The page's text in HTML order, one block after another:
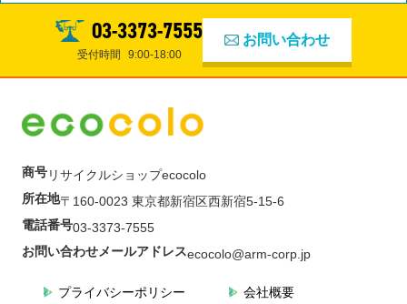
03-3373-7555
受付時間 9:00-18:00
お問い合わせ
商号リサイクルショップecocolo
所在地〒160-0023 東京都新宿区西新宿5-15-6
電話番号03-3373-7555
お問い合わせメールアドレスecocolo@arm-corp.jp
プライバシーポリシー 会社概要